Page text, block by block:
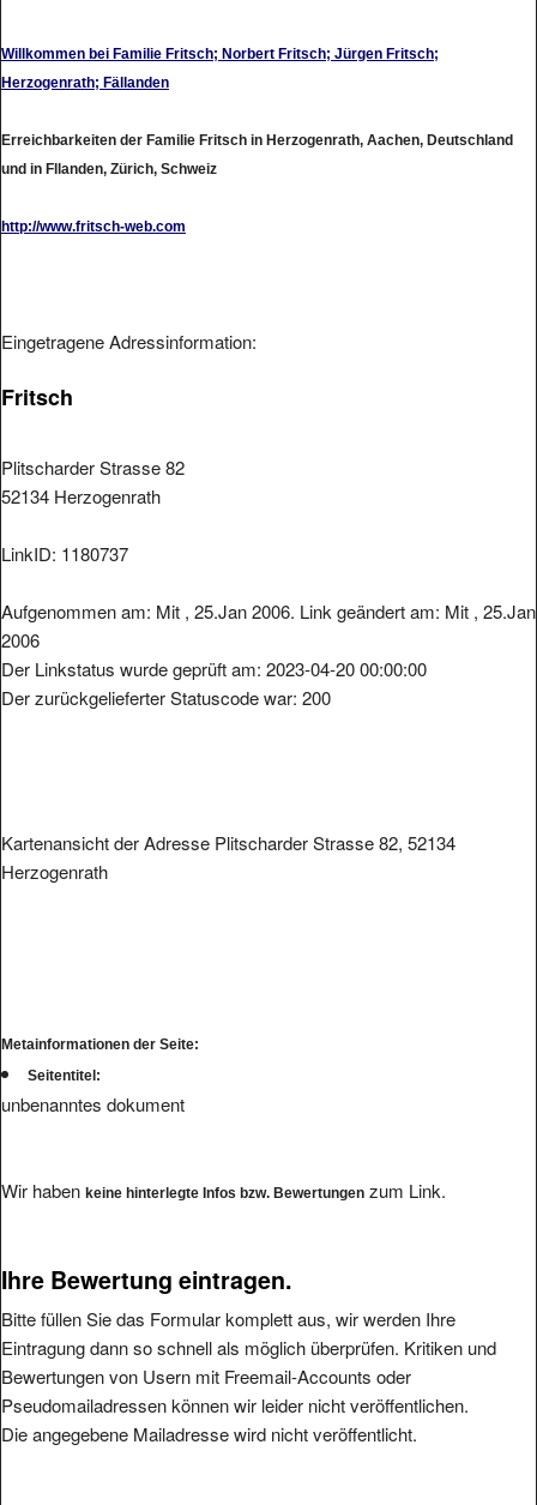
Willkommen bei Familie Fritsch; Norbert Fritsch; Jürgen Fritsch;
Herzogenrath; Fällanden
Erreichbarkeiten der Familie Fritsch in Herzogenrath, Aachen, Deutschland
und in Fllanden, Zürich, Schweiz
http://www.fritsch-web.com
Eingetragene Adressinformation:
Fritsch
Plitscharder Strasse 82
52134 Herzogenrath
LinkID: 1180737
Aufgenommen am: Mit , 25.Jan 2006. Link geändert am: Mit , 25.Jan
2006
Der Linkstatus wurde geprüft am: 2023-04-20 00:00:00
Der zurückgelieferter Statuscode war: 200
Kartenansicht der Adresse Plitscharder Strasse 82, 52134
Herzogenrath
Metainformationen der Seite:
Seitentitel:
unbenanntes dokument
Wir haben keine hinterlegte Infos bzw. Bewertungen zum Link.
Ihre Bewertung eintragen.
Bitte füllen Sie das Formular komplett aus, wir werden Ihre
Eintragung dann so schnell als möglich überprüfen. Kritiken und
Bewertungen von Usern mit Freemail-Accounts oder
Pseudomailadressen können wir leider nicht veröffentlichen.
Die angegebene Mailadresse wird nicht veröffentlicht.